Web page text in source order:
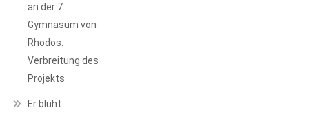
an der 7.
Gymnasum von
Rhodos.
Verbreitung des
Projekts
Er blüht